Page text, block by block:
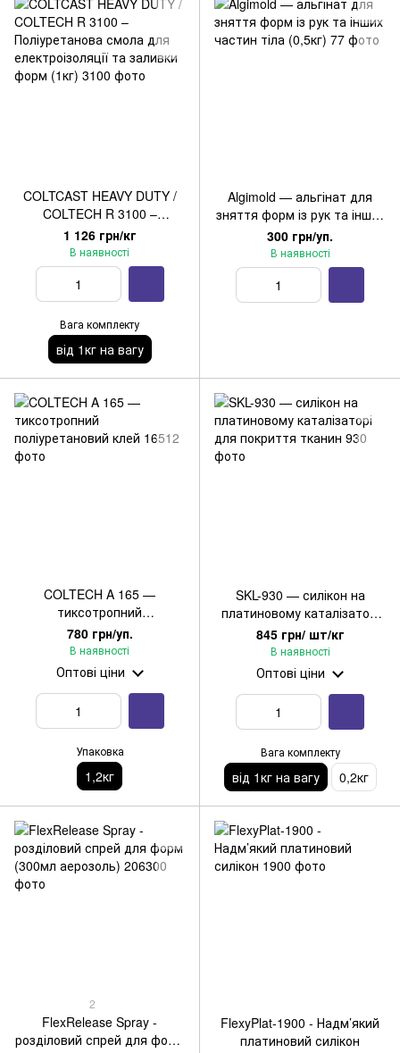
COLTCAST HEAVY DUTY /
COLTECH R 3100 –
Поліуретанова смола для
електроізоляції та заливки
форм (1кг)
1 126 грн/кг
В наявності
Вага комплекту
від 1кг на вагу
Algimold — альгінат для
зняття форм із рук та інших
частин тіла (0,5кг)
300 грн/уп.
В наявності
COLTECH A 165 —
тиксотропний
поліуретановий клей
780 грн/уп.
В наявності
Оптові ціни
Упаковка
1,2кг
SKL-930 — силікон на
платиновому каталізаторі
для покриття тканин
845 грн/ шт/кг
В наявності
Оптові ціни
Вага комплекту
від 1кг на вагу 0,2кг
2
FlexRelease Spray -
розділовий спрей для форм
FlexyPlat-1900 - Надм’який
платиновий силікон